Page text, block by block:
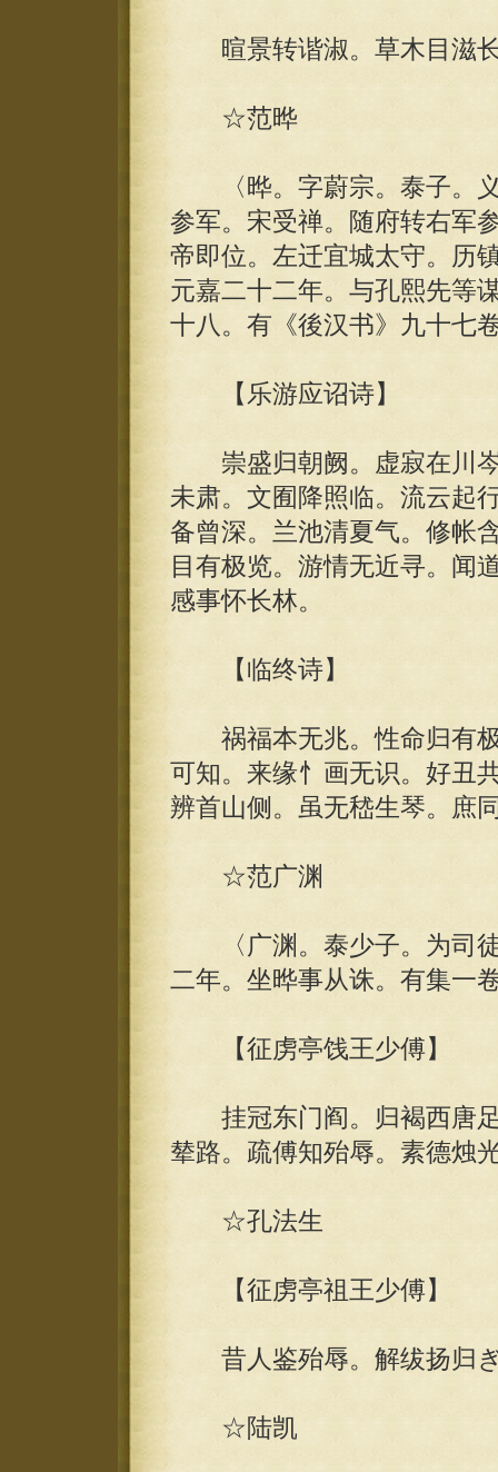
暄景转谐淑。草木目滋长
☆范晔
〈晔。字蔚宗。泰子。义
参军。宋受禅。随府转右军
帝即位。左迁宜城太守。历
元嘉二十二年。与孔熙先等
十八。有《後汉书》九十七
【乐游应诏诗】
崇盛归朝阙。虚寂在川岑
未肃。文囿降照临。流云起
备曾深。兰池清夏气。修帐
目有极览。游情无近寻。闻
感事怀长林。
【临终诗】
祸福本无兆。性命归有极
可知。来缘忄画无识。好丑
辨首山侧。虽无嵇生琴。庶
☆范广渊
〈广渊。泰少子。为司徒
二年。坐晔事从诛。有集一
【征虏亭饯王少傅】
挂冠东门阎。归褐西唐足
辇路。疏傅知殆辱。素德烛
☆孔法生
【征虏亭祖王少傅】
昔人鉴殆辱。解绂扬归ぎ
☆陆凯